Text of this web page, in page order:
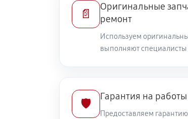
📄
Оригинальные
ремонт
Используем
выполняют
🛡️
Гарантия на
Предоставляем